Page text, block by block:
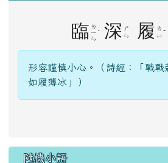
臨 ㄌ
ㄧ
ㄣ
ˊ 深 ㄕ
ㄣ
履 ㄌ
ㄩ ˇ
形容謹慎小心。（詩經：「戰戰
如履薄冰」）
隨機小語